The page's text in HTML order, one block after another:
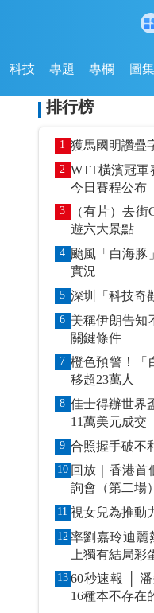
科技 專題 專欄 圖集
排行榜
1
2 WTT橫濱冠
今日賽程公布
3
（有片）去
遊六大景點
4 颱風「白海豚
實況
5 深圳「科技奇
6 美稱伊朗告
關鍵條件
7 橙色預警！
移超23萬人
8 佳士得辦世界盃慈善拍賣
11萬美元成交
9
10 回放｜香港首
詢會（第二場）
11
12 率劉嘉玲迪麗熱巴走
上獨有結局彩
13 60秒速報 │ 潘多
16種本不存在